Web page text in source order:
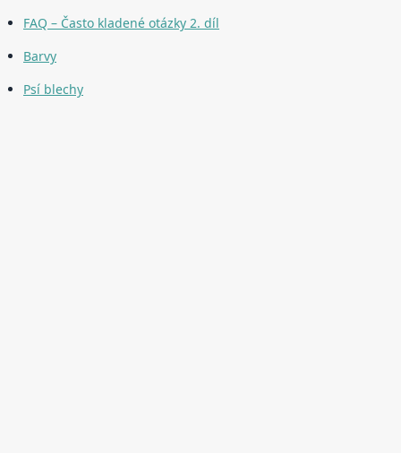
FAQ – Často kladené otázky 2. díl
Barvy
Psí blechy